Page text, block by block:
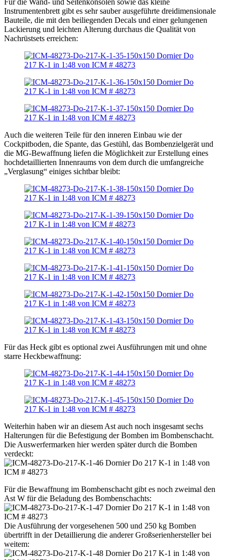
Für die Wand- und Seitenkonsolen sowie das kleine
Instrumentenbrett gibt es sehr sauber ausgeführte dreidimensionale
Bauteile, die mit den beiliegenden Decals und einer gelungenen
Lackierung und leichten Alterung durchaus die Qualität von
Nachrüstsets erreichen:
Auch die weiteren Teile für den inneren Einbau wie der
Cockpitboden, die Spante, das Gestühl, das Bombenzielgerät und
die MG-Bewaffnung liefen die Möglichkeit zur Erstellung eines
hochdetaillierten Innenraums von dem durch die umfangreiche
„Verglasung“ einiges sichtbar bleibt:
Für das Heck gibt es optional zwei Ausführungen mit und ohne
starre Heckbewaffnung:
Weiterhin haben wir an diesem Ast auch noch insgesamt sechs
Halterungen für die Befestigung der Bomben im Bombenschacht.
Die Auswerfermarken hier werden später durch die Bomben
verdeckt:
Für die Bewaffnung im Bombenschacht gibt es noch zweimal den
Ast W für die Beladung des Bombenschachts:
Die Ausführung der vorgesehenen 500 und 250 kg Bomben
übertrifft in der Detaillierung die anderer Großserienhersteller bei
weitem: